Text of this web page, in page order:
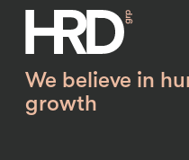
We believe in
growth